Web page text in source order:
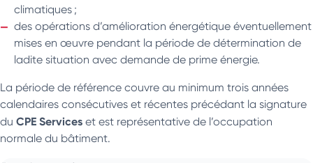
climatiques ;
des opérations d’amélioration énergétique éventuellement
mises en œuvre pendant la période de détermination de
ladite situation avec demande de prime énergie.
La période de référence couvre au minimum trois années
calendaires consécutives et récentes précédant la signature
du CPE Services et est représentative de l’occupation
normale du bâtiment.